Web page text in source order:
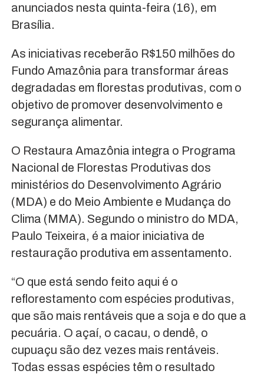
anunciados nesta quinta-feira (16), em
Brasília.
As iniciativas receberão R$150 milhões do
Fundo Amazônia para transformar áreas
degradadas em florestas produtivas, com o
objetivo de promover desenvolvimento e
segurança alimentar.
O Restaura Amazônia integra o Programa
Nacional de Florestas Produtivas dos
ministérios do Desenvolvimento Agrário
(MDA) e do Meio Ambiente e Mudança do
Clima (MMA). Segundo o ministro do MDA,
Paulo Teixeira, é a maior iniciativa de
restauração produtiva em assentamento.
“O que está sendo feito aqui é o
reflorestamento com espécies produtivas,
que são mais rentáveis que a soja e do que a
pecuária. O açaí, o cacau, o dendê, o
cupuaçu são dez vezes mais rentáveis.
Todas essas espécies têm o resultado